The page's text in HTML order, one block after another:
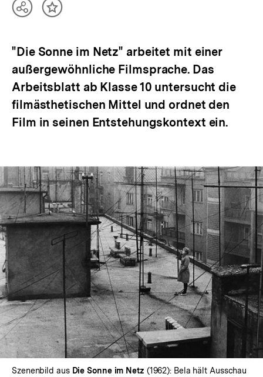
TeilenInhalt
"Die Sonne im Netz" arbeitet mit einer
außergewöhnliche Filmsprache. Das
Arbeitsblatt ab Klasse 10 untersucht die
filmästhetischen Mittel und ordnet den
Film in seinen Entstehungskontext ein.
In
Lightbox
öffnen
Szenenbild aus Die Sonne im Netz (1962): Bela hält Ausschau